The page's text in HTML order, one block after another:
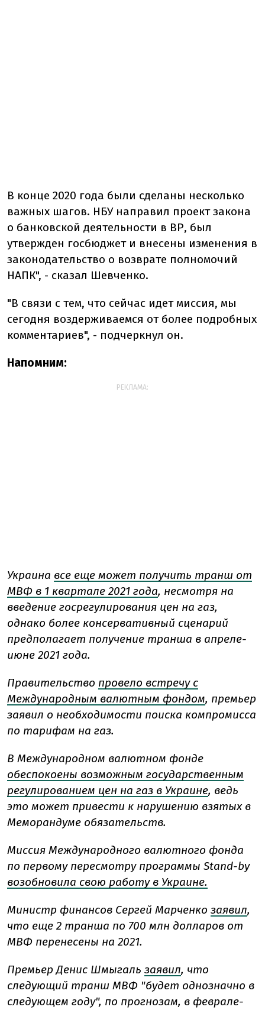
В конце 2020 года были сделаны несколько
важных шагов. НБУ направил проект закона
о банковской деятельности в ВР, был
утвержден госбюджет и внесены изменения в
законодательство о возврате полномочий
НАПК", - сказал Шевченко.
"В связи с тем, что сейчас идет миссия, мы
сегодня воздерживаемся от более подробных
комментариев", - подчеркнул он.
Напомним:
РЕКЛАМА:
Украина все еще может получить транш от
МВФ в 1 квартале 2021 года, несмотря на
введение госрегулирования цен на газ,
однако более консервативный сценарий
предполагает получение транша в апреле-
июне 2021 года.
Правительство провело встречу с
Международным валютным фондом, премьер
заявил о необходимости поиска компромисса
по тарифам на газ.
В Международном валютном фонде
обеспокоены возможным государственным
регулированием цен на газ в Украине, ведь
это может привести к нарушению взятых в
Меморандуме обязательств.
Миссия Международного валютного фонда
по первому пересмотру программы Stand-by
возобновила свою работу в Украине.
Министр финансов Сергей Марченко заявил,
что еще 2 транша по 700 млн долларов от
МВФ перенесены на 2021.
Премьер Денис Шмыгаль заявил, что
следующий транш МВФ "будет однозначно в
следующем году", по прогнозам, в феврале-